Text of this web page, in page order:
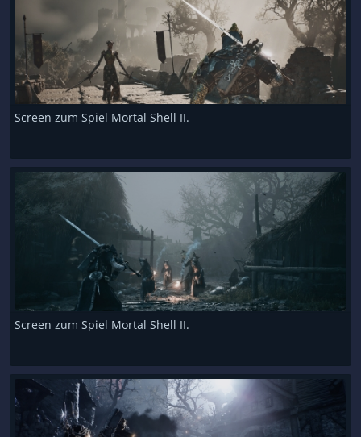
Screen zum Spiel Mortal Shell II.
Screen zum Spiel Mortal Shell II.